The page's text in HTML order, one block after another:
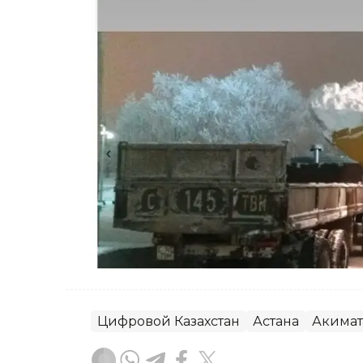
Цифровой Казахстан Астана Акимат